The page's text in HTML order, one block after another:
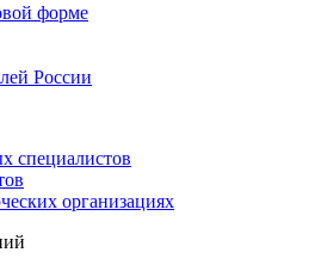
форме
России
специалистов
организациях